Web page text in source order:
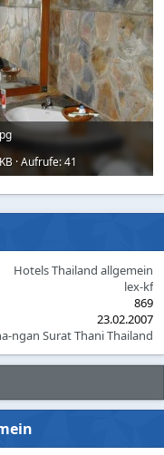
· Aufrufe: 41
Hotels Thailand allgemein
lex-kf
869
23.02.2007
ngan Surat Thani Thailand